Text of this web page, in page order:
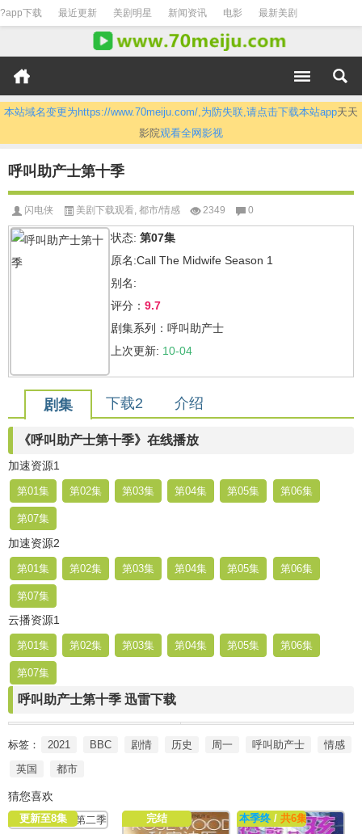
?app下载 最近更新 美剧明星 新闻资讯 电影 最新美剧
本站域名变更为https://www.70meiju.com/,为防失联,请点击下载本站app天天
影院观看全网影视
呼叫助产士第十季
闪电侠 美剧下载观看, 都市/情感 2349 0
状态: 第07集
原名:Call The Midwife Season 1
别名:
评分： 9.7
剧集系列：呼叫助产士
上次更新: 10-04
剧集 下载2 介绍
《呼叫助产士第十季》在线播放
加速资源1
第01集 第02集 第03集 第04集 第05集 第06集
第07集
加速资源2
第01集 第02集 第03集 第04集 第05集 第06集
第07集
云播资源1
第01集 第02集 第03集 第04集 第05集 第06集
第07集
呼叫助产士第十季 迅雷下载
标签： 2021 BBC 剧情 历史 周一 呼叫助产士
情感
英国
都市
猜您喜欢
更新至8集
完结 本季终/ 共6集